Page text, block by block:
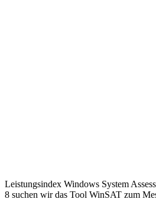
Leistungsindex Windows System
8 suchen wir das Tool WinSAT zum